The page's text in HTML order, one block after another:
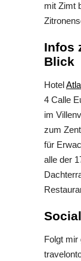
mit Zimt
Infos
Blick
Hotel
4 Calle
im
zum
für
alle der
Folgt mir